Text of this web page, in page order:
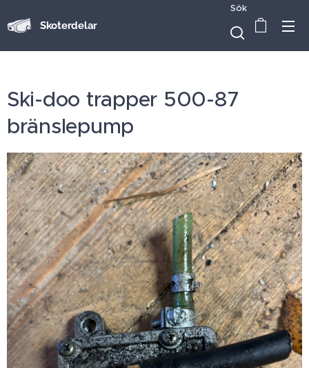
Skoterdelar
Sök
Ski-doo trapper 500-87
bränslepump